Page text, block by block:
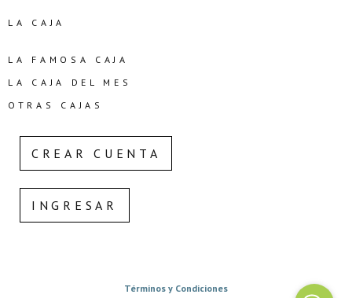
LA CAJA
LA FAMOSA CAJA
LA CAJA DEL MES
OTRAS CAJAS
CREAR CUENTA
INGRESAR
Términos y Condiciones